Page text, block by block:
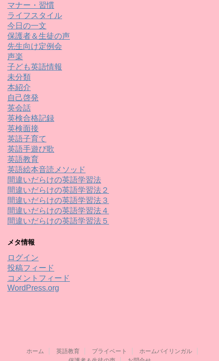
マナー・習慣
ライフスタイル
今日の一文
保護者＆生徒の声
先生向け定例会
声楽
子ども英語情報
未分類
本紹介
自己啓発
英会話
英検合格記録
英検面接
英語子育て
英語手遊び歌
英語教育
英語絵本音読メソッド
間違いだらけの英語学習法
間違いだらけの英語学習法２
間違いだらけの英語学習法３
間違いだらけの英語学習法４
間違いだらけの英語学習法５
メタ情報
ログイン
投稿フィード
コメントフィード
WordPress.org
ホーム 英語教育 プライベート
ホームバイリンガル